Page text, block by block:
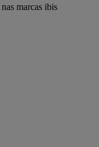
nas marcas ibis